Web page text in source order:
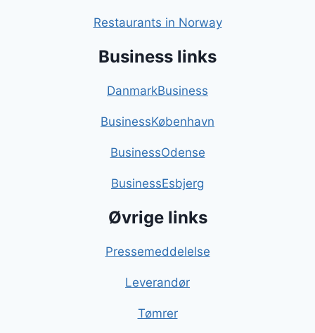
Restaurants in Norway
Business links
DanmarkBusiness
BusinessKøbenhavn
BusinessOdense
BusinessEsbjerg
Øvrige links
Pressemeddelelse
Leverandør
Tømrer